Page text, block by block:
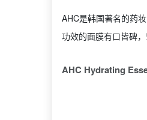
AHC是韩国著名的药
功效的面膜有口皆碑
AHC Hydrating